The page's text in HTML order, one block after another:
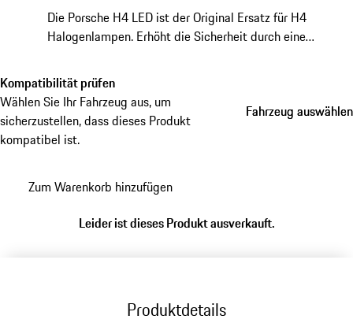
Die Porsche H4 LED ist der Original Ersatz für H4
Halogenlampen. Erhöht die Sicherheit durch eine
Kompatibilität prüfen
Wählen Sie Ihr Fahrzeug aus, um
sicherzustellen, dass dieses Produkt
kompatibel ist.
Fahrzeug auswählen
Fahrzeug auswählen
Zum Warenkorb hinzufügen
Leider ist dieses Produkt ausverkauft.
Produktdetails